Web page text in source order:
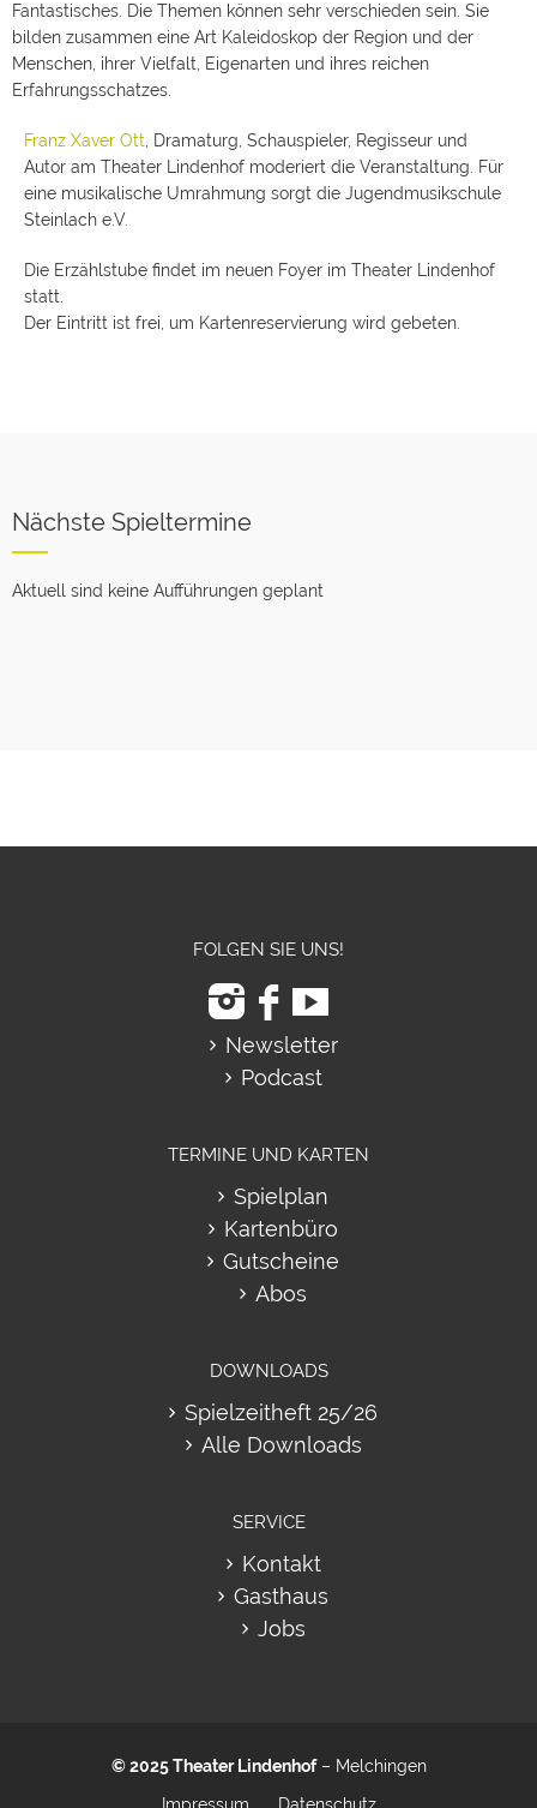
Fantastisches. Die Themen können sehr verschieden sein. Sie
bilden zusammen eine Art Kaleidoskop der Region und der
Menschen, ihrer Vielfalt, Eigenarten und ihres reichen
Erfahrungsschatzes.
Franz Xaver Ott , Dramaturg, Schauspieler, Regisseur und
Autor am Theater Lindenhof moderiert die Veranstaltung. Für
eine musikalische Umrahmung sorgt die Jugendmusikschule
Steinlach e.V.
Die Erzählstube findet im neuen Foyer im Theater Lindenhof
statt.
Der Eintritt ist frei, um Kartenreservierung wird gebeten.
Nächste Spieltermine
Aktuell sind keine Aufführungen geplant
FOLGEN SIE UNS!
Newsletter
Podcast
TERMINE UND KARTEN
Spielplan
Kartenbüro
Gutscheine
Abos
DOWNLOADS
Spielzeitheft 25/26
Alle Downloads
SERVICE
Kontakt
Gasthaus
Jobs
© 2025Theater Lindenhof– Melchingen